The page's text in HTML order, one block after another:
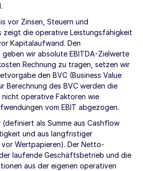
vor Zinsen, Steuern und
zeigt die operative Leistungsfähigkeit
Kapitalaufwand. Den
wir absolute EBITDA-Zielwerte
Rechnung zu tragen, setzen wir
den BVC (Business Value
Berechnung des BVC werden die
operative Faktoren wie
vom EBIT abgezogen.
als Summe aus Cashflow
und aus langfristiger
Wertpapieren). Der Netto-
laufende Geschäftsbetrieb und die
aus der eigenen operativen